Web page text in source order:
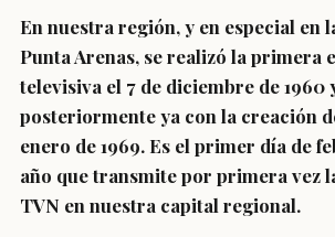
En nuestra región, y en especial en
Punta Arenas, se realizó la primera
televisiva el 7 de diciembre de 1960
posteriormente ya con la creación
enero de 1969. Es el primer día de
año que transmite por primera vez
TVN en nuestra capital regional.